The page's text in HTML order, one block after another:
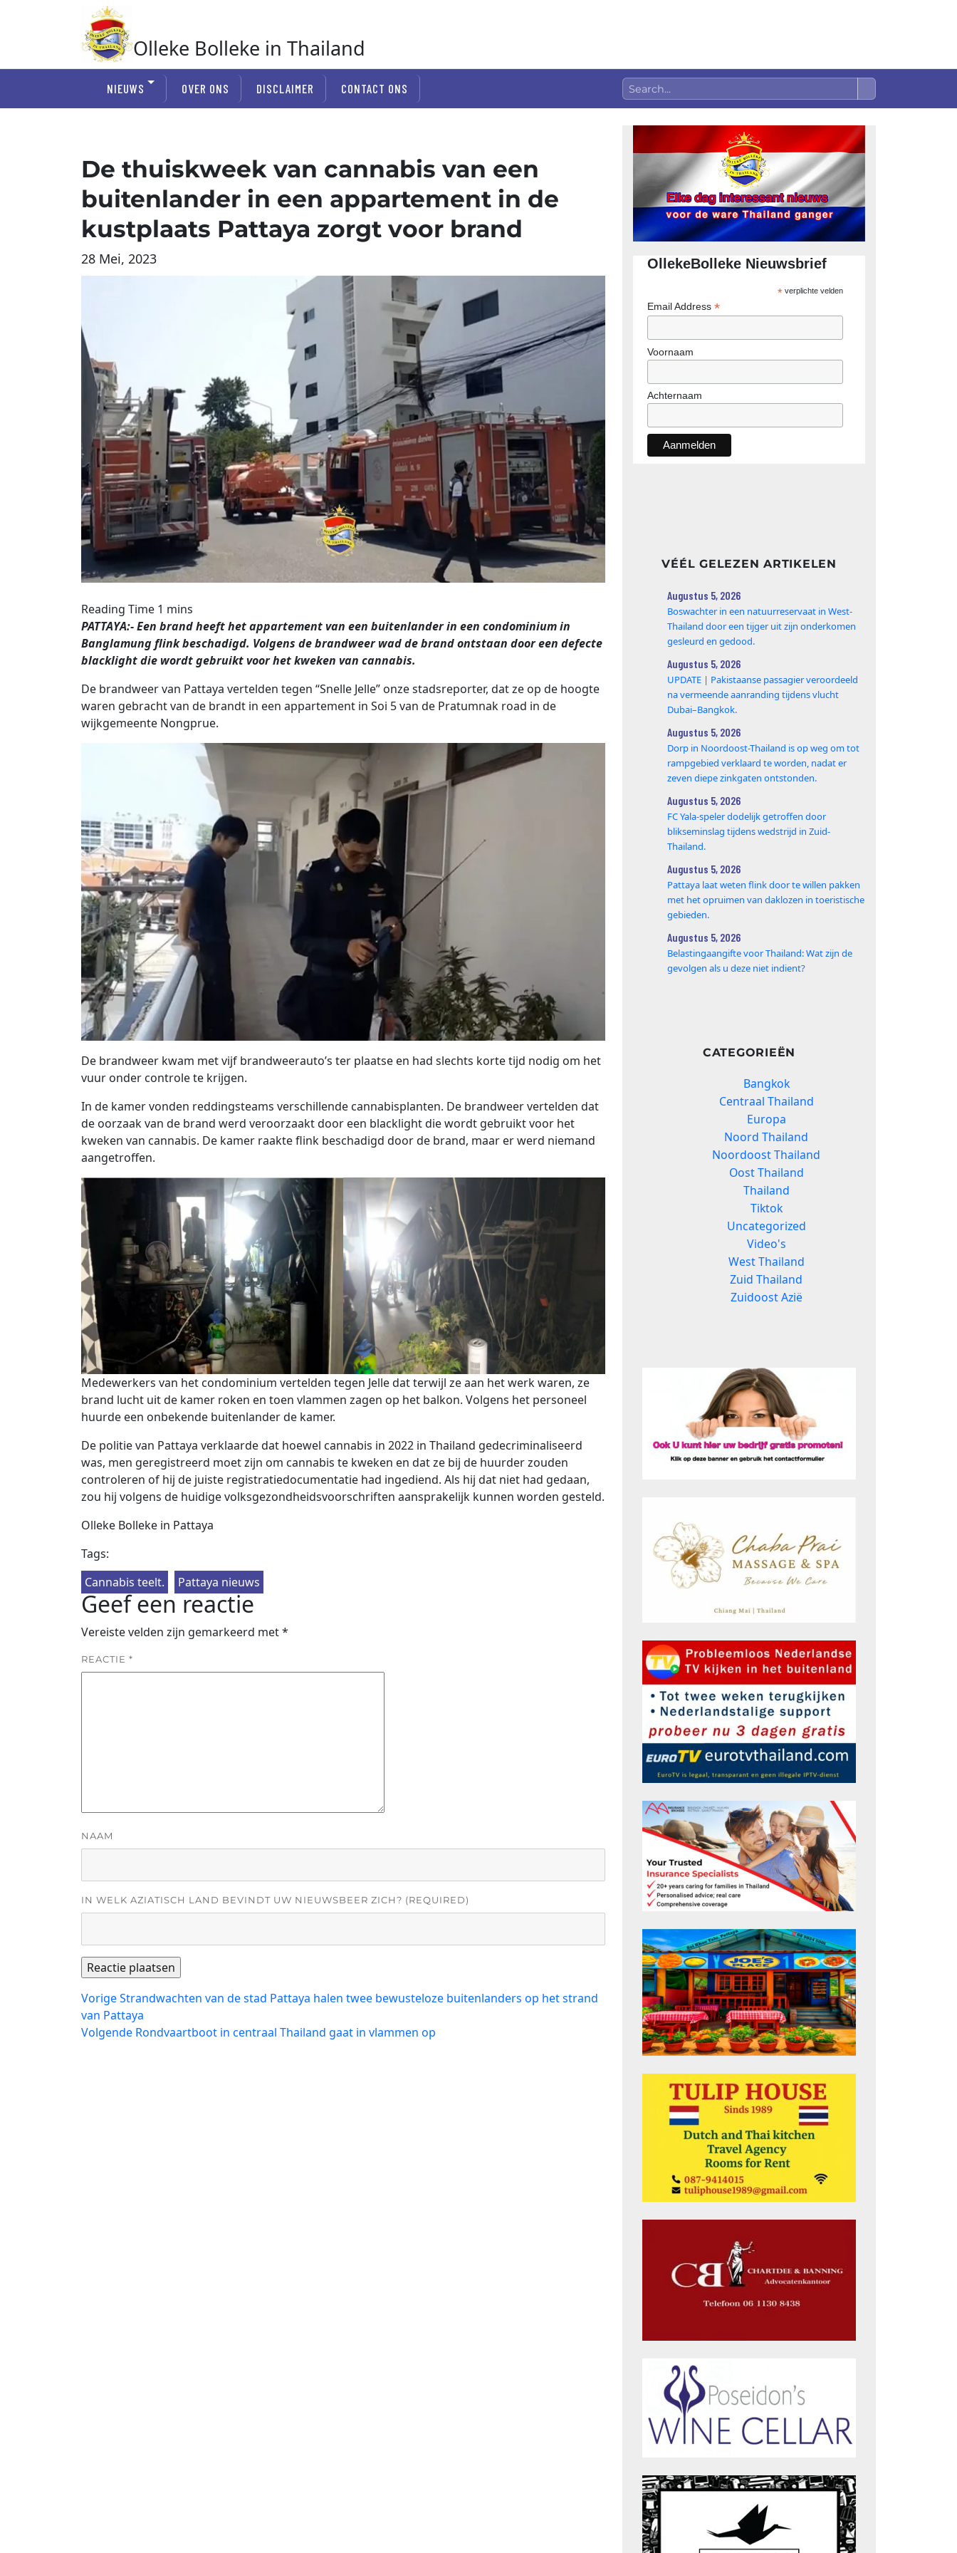
Olleke Bolleke in Thailand
NIEUWS OVER ONS DISCLAIMER CONTACT ONS
De thuiskweek van cannabis van een
buitenlander in een appartement in de
kustplaats Pattaya zorgt voor brand
28 Mei, 2023
PATTAYA:- Een brand heeft het appartement van een buitenlander in een condominium in
Banglamung flink beschadigd. Volgens de brandweer wad de brand ontstaan ​​door een defecte
blacklight die wordt gebruikt voor het kweken van cannabis.
De brandweer van Pattaya vertelden tegen “Snelle Jelle” onze stadsreporter, dat ze op ​​de hoogte
waren gebracht van de brandt in een appartement in Soi 5 van de Pratumnak road in de
wijkgemeente Nongprue.
De brandweer kwam met vijf brandweerauto’s ter plaatse en had slechts korte tijd nodig om het
vuur onder controle te krijgen.
In de kamer vonden reddingsteams verschillende cannabisplanten. De brandweer vertelden dat
de oorzaak van de brand werd veroorzaakt door een blacklight die wordt gebruikt voor het
kweken van cannabis. De kamer raakte flink beschadigd door de brand, maar er werd niemand
aangetroffen.
Medewerkers van het condominium vertelden tegen Jelle dat terwijl ze aan het werk waren, ze
brand lucht uit de kamer roken en toen vlammen zagen op het balkon. Volgens het personeel
huurde een onbekende buitenlander de kamer.
De politie van Pattaya verklaarde dat hoewel cannabis in 2022 in Thailand gedecriminaliseerd
was, men geregistreerd moet zijn om cannabis te kweken en dat ze bij de huurder zouden
controleren of hij de juiste registratiedocumentatie had ingediend. Als hij dat niet had gedaan,
zou hij volgens de huidige volksgezondheidsvoorschriften aansprakelijk kunnen worden gesteld.
Olleke Bolleke in Pattaya
Tags:
Cannabis teelt.
Pattaya nieuws
Geef een reactie
Vereiste velden zijn gemarkeerd met*
REACTIE *
NAAM
IN WELK AZIATISCH LAND BEVINDT UW NIEUWSBEER ZICH? (REQUIRED)
Bericht
navigatie
VorigeVorig
bericht:
Strandwachten van de stad Pattaya halen twee bewusteloze buitenlanders op het strand
van Pattaya
Volgende Volgend
Rondvaartboot in centraal Thailand gaat in vlammen op
OllekeBolleke Nieuwsbrief
*verplichte velden
Email Address *
Voornaam
Achternaam
VÉÉL GELEZEN ARTIKELEN
Augustus 5, 2026
Boswachter in een natuurreservaat in West-
Thailand door een tijger uit zijn onderkomen
gesleurd en gedood.
Augustus 5, 2026
UPDATE | Pakistaanse passagier veroordeeld
na vermeende aanranding tijdens vlucht
Dubai–Bangkok.
Augustus 5, 2026
Dorp in Noordoost-Thailand is op weg om tot
rampgebied verklaard te worden, nadat er
zeven diepe zinkgaten ontstonden.
Augustus 5, 2026
FC Yala-speler dodelijk getroffen door
blikseminslag tijdens wedstrijd in Zuid-
Thailand.
Augustus 5, 2026
Pattaya laat weten flink door te willen pakken
met het opruimen van daklozen in toeristische
gebieden.
Augustus 5, 2026
Belastingaangifte voor Thailand: Wat zijn de
gevolgen als u deze niet indient?
CATEGORIEËN
Bangkok
Centraal Thailand
Europa
Noord Thailand
Noordoost Thailand
Oost Thailand
Thailand
Tiktok
Uncategorized
Video's
West Thailand
Zuid Thailand
Zuidoost Azië